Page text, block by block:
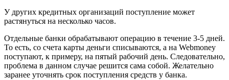
У других кредитных организаций поступление может
растянуться на несколько часов.
Отдельные банки обрабатывают операцию в течение 3-5 дней.
То есть, со счета карты деньги списываются, а на Webmoney
поступают, к примеру, на пятый рабочий день. Следовательно,
проблема в данном случае решится сама собой. Желательно
заранее уточнять срок поступления средств у банка.